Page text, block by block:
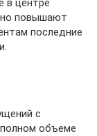
в центре
повышают
последние
с
объеме